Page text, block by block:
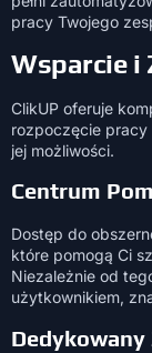
pracy Twojego
Wsparcie i
ClikUP oferuje
rozpoczęcie
jej możliwości.
Centrum
Dostęp do
które pomogą Ci
Niezależnie od
użytkownikiem,
Dedykowany